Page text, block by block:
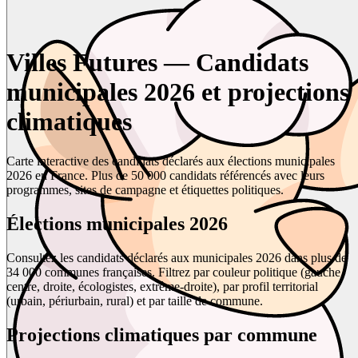
Villes Futures — Candidats
municipales 2026 et projections
climatiques
Carte interactive des candidats déclarés aux élections municipales
2026 en France. Plus de 50 000 candidats référencés avec leurs
programmes, sites de campagne et étiquettes politiques.
Élections municipales 2026
Consultez les candidats déclarés aux municipales 2026 dans plus de
34 000 communes françaises. Filtrez par couleur politique (gauche,
centre, droite, écologistes, extrême-droite), par profil territorial
(urbain, périurbain, rural) et par taille de commune.
Projections climatiques par commune